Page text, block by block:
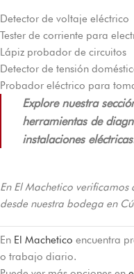
Detector de voltaje eléctrico
Tester de corriente para
Lápiz probador de circuitos
Detector de tensión
Probador eléctrico para
Explore nuestra
herramientas de
instalaciones
En El Machetico
desde nuestra bodega en
En El Machetico encuentra
o trabajo diario.